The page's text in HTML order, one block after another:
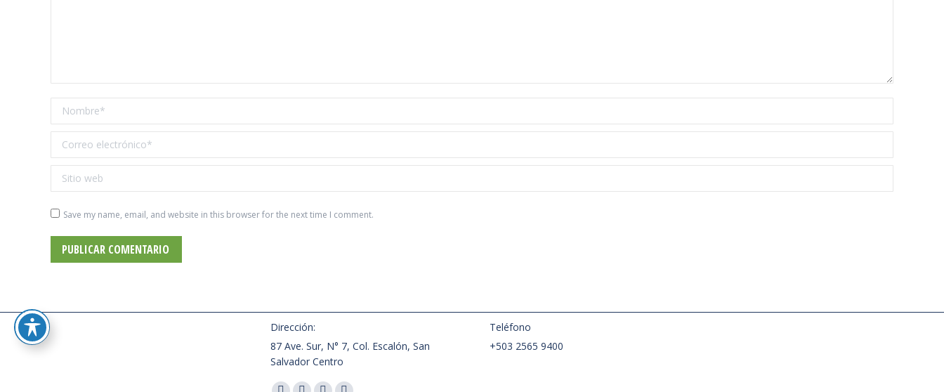
Nombre *
Correo electrónico *
Sitio web
Save my name, email, and website in this browser for the next time I comment.
PUBLICAR COMENTARIO
Dirección:
87 Ave. Sur, N° 7, Col. Escalón, San
Salvador Centro
Encuéntranos en:
Teléfono
+503 2565 9400